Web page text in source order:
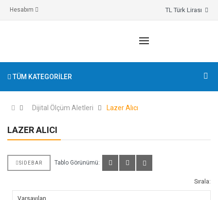
Hesabım
TÜM KATEGORILER
Dijital Ölçüm Aletleri Lazer Alıcı
LAZER ALICI
SIDEBAR Tablo Görünümü:
Sırala: